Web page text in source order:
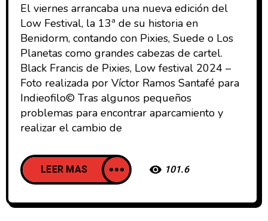
El viernes arrancaba una nueva edición del
Low Festival, la 13ª de su historia en
Benidorm, contando con Pixies, Suede o Los
Planetas como grandes cabezas de cartel.
Black Francis de Pixies, Low festival 2024 –
Foto realizada por Víctor Ramos Santafé para
Indieofilo© Tras algunos pequeños
problemas para encontrar aparcamiento y
realizar el cambio de
LEER MAS 101.6